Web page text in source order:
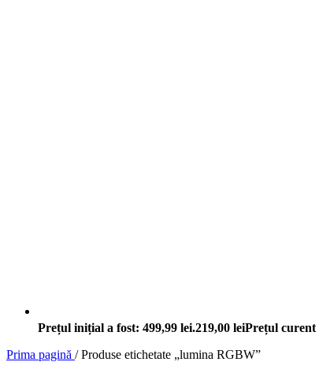
Prețul inițial a fost: 499,99 lei.219,00 leiPrețul curent
Prima pagină / Produse etichetate „lumina RGBW”